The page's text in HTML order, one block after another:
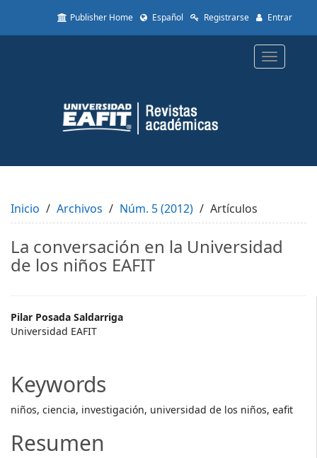
to
Content
Sidebar
Publisher Home Español Registrarse Entrar
Toggle
Inicio Archivos Núm. 5 (2012) Artículos
La conversación en la Universidad
de los niños EAFIT
Main
Article
Pilar Posada Saldarriga
Universidad EAFIT
Keywords
niños, ciencia, investigación, universidad de los niños, eafit
Resumen